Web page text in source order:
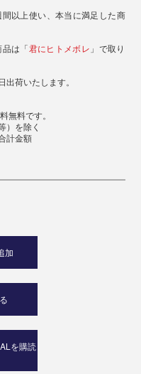
以上使い、本当に満足した商
は「君にヒトメボレ 」で取り
出荷いたします。
無料です。
）を除く
計金額
加
を購読